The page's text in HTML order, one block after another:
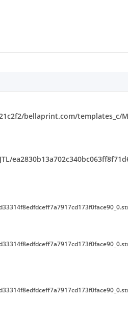
bellaprint.com/templates_c/